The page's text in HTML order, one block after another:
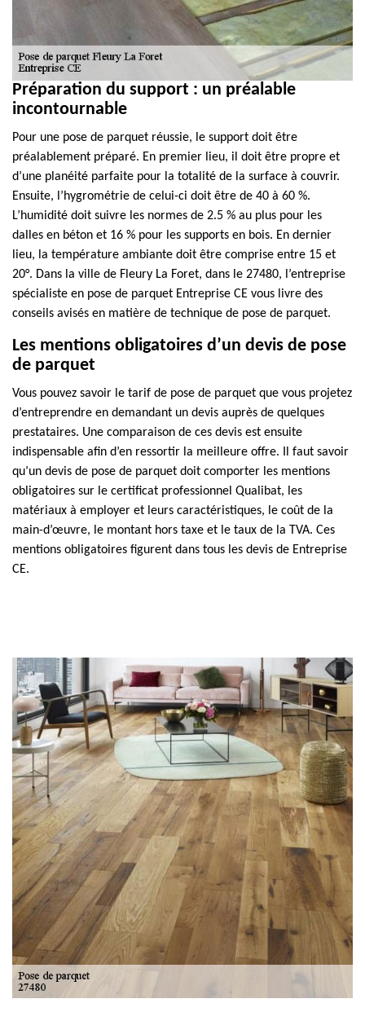
Préparation du support : un préalable
incontournable
Pour une pose de parquet réussie, le support doit être
préalablement préparé. En premier lieu, il doit être propre et
d’une planéité parfaite pour la totalité de la surface à couvrir.
Ensuite, l’hygrométrie de celui-ci doit être de 40 à 60 %.
L’humidité doit suivre les normes de 2.5 % au plus pour les
dalles en béton et 16 % pour les supports en bois. En dernier
lieu, la température ambiante doit être comprise entre 15 et
20°. Dans la ville de Fleury La Foret, dans le 27480, l’entreprise
spécialiste en pose de parquet Entreprise CE vous livre des
conseils avisés en matière de technique de pose de parquet.
Les mentions obligatoires d’un devis de pose
de parquet
Vous pouvez savoir le tarif de pose de parquet que vous projetez
d’entreprendre en demandant un devis auprès de quelques
prestataires. Une comparaison de ces devis est ensuite
indispensable afin d’en ressortir la meilleure offre. Il faut savoir
qu’un devis de pose de parquet doit comporter les mentions
obligatoires sur le certificat professionnel Qualibat, les
matériaux à employer et leurs caractéristiques, le coût de la
main-d’œuvre, le montant hors taxe et le taux de la TVA. Ces
mentions obligatoires figurent dans tous les devis de Entreprise
CE.